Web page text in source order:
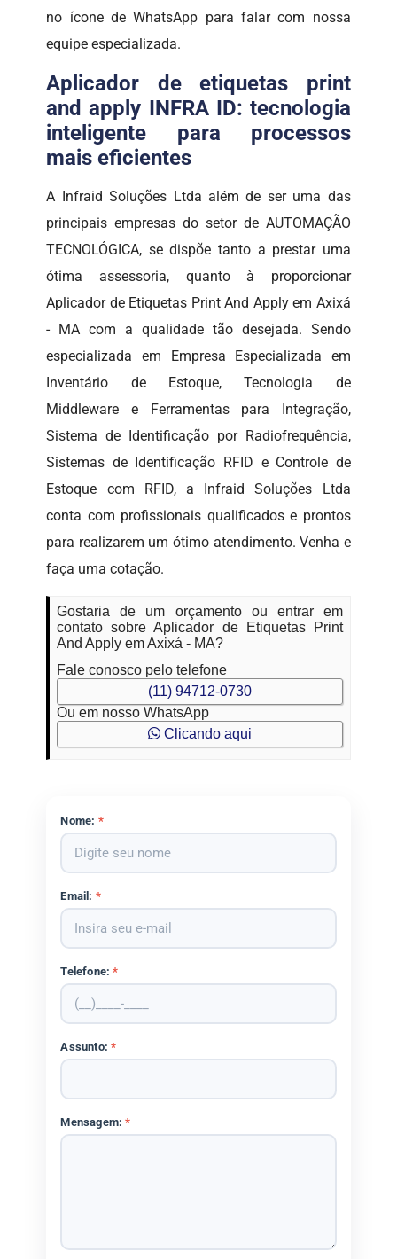
no ícone de WhatsApp para falar com nossa
equipe especializada.
Aplicador de etiquetas print
and apply INFRA ID: tecnologia
inteligente para processos
mais eficientes
A Infraid Soluções Ltda além de ser uma das
principais empresas do setor de AUTOMAÇÃO
TECNOLÓGICA, se dispõe tanto a prestar uma
ótima assessoria, quanto à proporcionar
Aplicador de Etiquetas Print And Apply em Axixá
- MA com a qualidade tão desejada. Sendo
especializada em Empresa Especializada em
Inventário de Estoque, Tecnologia de
Middleware e Ferramentas para Integração,
Sistema de Identificação por Radiofrequência,
Sistemas de Identificação RFID e Controle de
Estoque com RFID, a Infraid Soluções Ltda
conta com profissionais qualificados e prontos
para realizarem um ótimo atendimento. Venha e
faça uma cotação.
Gostaria de um orçamento ou entrar em
contato sobre Aplicador de Etiquetas Print
And Apply em Axixá - MA?
Fale conosco pelo telefone
(11) 94712-0730
Ou em nosso WhatsApp
Clicando aqui
Nome: *
Email: *
Telefone:*
Assunto:*
Mensagem:*